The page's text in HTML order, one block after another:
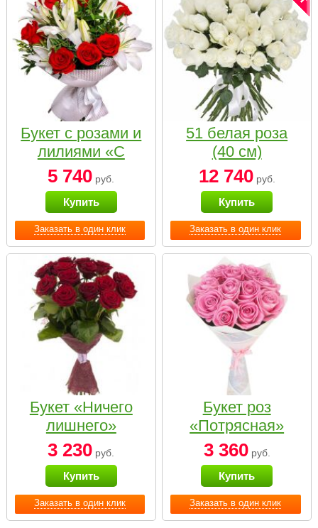
Заказать в один клик
Букет с розами и
лилиями «С
наилучшими
пожеланиями»
5 740 руб.
Купить
Заказать в один клик
51 белая роза
(40 см)
12 740руб.
Купить
Заказать в один клик
Букет «Ничего
лишнего»
3 230 руб.
Купить
Заказать в один клик
Букет роз
«Потрясная»
3 360руб.
Купить